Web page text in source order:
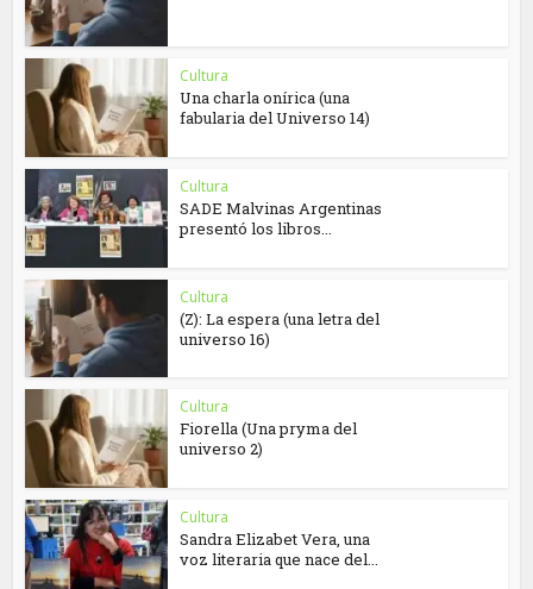
Cultura
Una charla onírica (una
fabularia del Universo 14)
Cultura
SADE Malvinas Argentinas
presentó los libros...
Cultura
(Z): La espera (una letra del
universo 16)
Cultura
Fiorella (Una pryma del
universo 2)
Cultura
Sandra Elizabet Vera, una
voz literaria que nace del...